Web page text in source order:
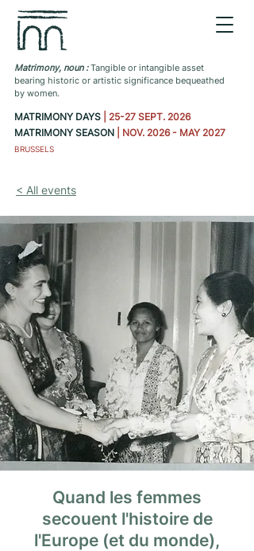
Matrimony, noun :Tangible or intangible asset
bearing historic or artistic significance bequeathed
by women.
MATRIMONY DAYS | 25-27 SEPT. 2026
MATRIMONY SEASON | NOV. 2026 - MAY 2027
BRUSSELS
< All events
Quand les femmes
secouent l'histoire de
l'Europe (et du monde),